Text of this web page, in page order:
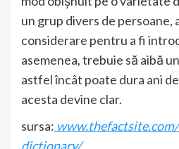
un grup divers de persoane,
considerare pentru a fi
asemenea, trebuie să aibă
astfel încât poate dura ani
acesta devine clar.
sursa:
dictionary/